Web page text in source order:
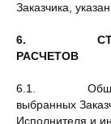
Заказчика,
6.
РАСЧЕТОВ
6.1. Общая
выбранных
Исполнителя и